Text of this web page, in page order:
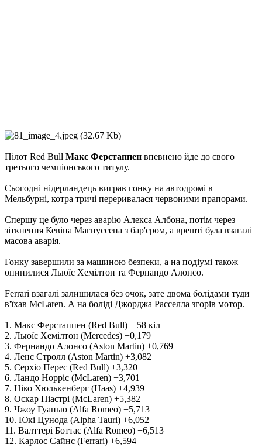
Пілот Red Bull Макс Ферстаппен впевнено йде до свого
третього чемпіонського титулу.
Сьогодні нідерландець виграв гонку на автодромі в
Мельбурні, котра тричі переривалася червоними прапорами.
Спершу це було через аварію Алекса Албона, потім через
зіткнення Кевіна Магнуссена з бар'єром, а врешті була взагалі
масова аварія.
Гонку завершили за машиною безпеки, а на подіумі також
опинилися Льюїс Хемілтон та Фернандо Алонсо.
Ferrari взагалі залишилася без очок, зате двома болідами туди
в'їхав McLaren. А на боліді Джорджа Расселла згорів мотор.
1. Макс Ферстаппен (Red Bull) – 58 кіл
2. Льюїс Хемілтон (Mercedes) +0,179
3. Фернандо Алонсо (Aston Martin) +0,769
4. Ленс Стролл (Aston Martin) +3,082
5. Серхіо Перес (Red Bull) +3,320
6. Ландо Норріс (McLaren) +3,701
7. Ніко Хюлькенберг (Haas) +4,939
8. Оскар Піастрі (McLaren) +5,382
9. Чжоу Гуанью (Alfa Romeo) +5,713
10. Юкі Цунода (Alpha Tauri) +6,052
11. Валттері Боттас (Alfa Romeo) +6,513
12. Карлос Сайнс (Ferrari) +6,594